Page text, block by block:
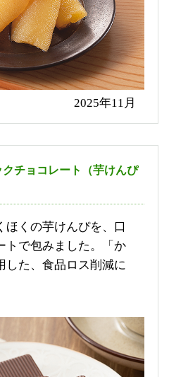
2025年11月
チョコレート（芋けんぴ
ほくの芋けんぴを、口
トで包みました。「か
した、食品ロス削減に